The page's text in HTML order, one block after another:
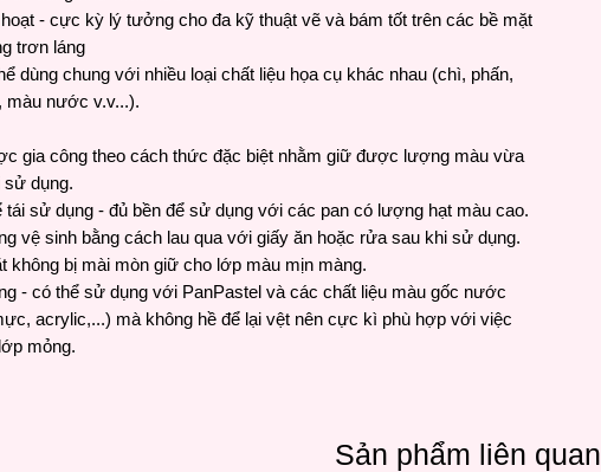
hoạt - cực kỳ lý tưởng cho đa kỹ thuật vẽ và bám tốt trên các bề mặt
trơn láng
dùng chung với nhiều loại chất liệu họa cụ khác nhau (chì, phấn,
màu nước v.v...).
gia công theo cách thức đặc biệt nhằm giữ được lượng màu vừa
sử dụng.
tái sử dụng - đủ bền để sử dụng với các pan có lượng hạt màu cao.
vệ sinh bằng cách lau qua với giấy ăn hoặc rửa sau khi sử dụng.
không bị mài mòn giữ cho lớp màu mịn màng.
- có thể sử dụng với PanPastel và các chất liệu màu gốc nước
acrylic,...) mà không hề để lại vệt nên cực kì phù hợp với việc
mỏng.
Sản phẩm liên quan